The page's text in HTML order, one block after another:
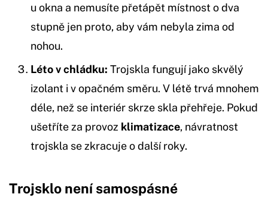
u okna a nemusíte přetápět místnost o dva
stupně jen proto, aby vám nebyla zima od
nohou.
Léto v chládku: Trojskla fungují jako skvělý
izolant i v opačném směru. V létě trvá mnohem
déle, než se interiér skrze skla přehřeje. Pokud
ušetříte za provoz klimatizace, návratnost
trojskla se zkracuje o další roky.
Trojsklo není samospásné